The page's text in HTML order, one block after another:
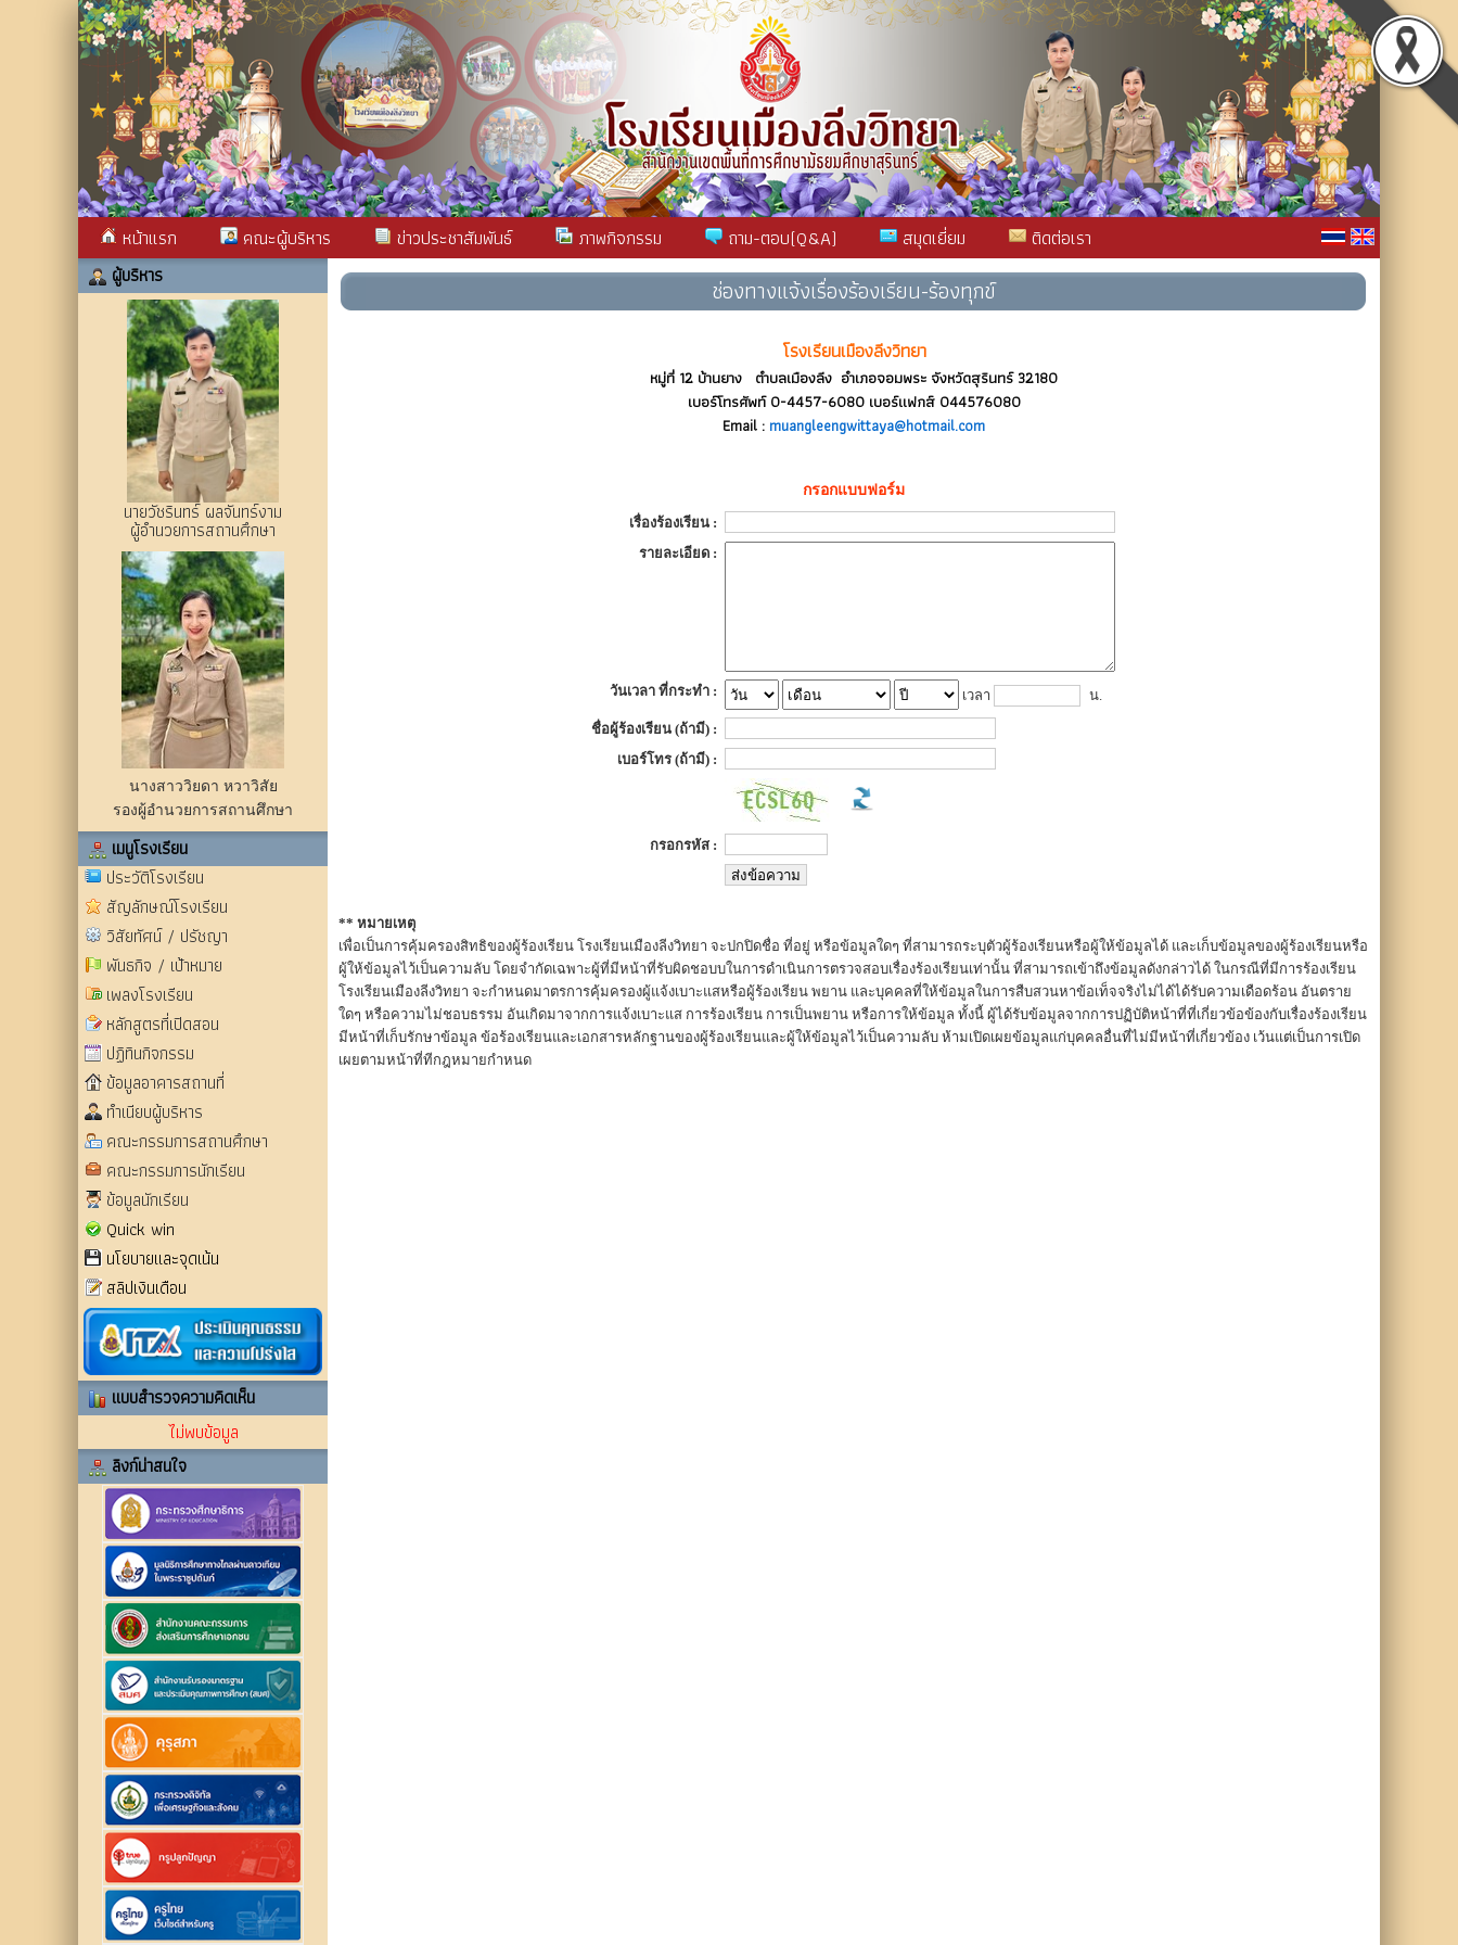
หน้าแรก คณะผู้บริหาร ข่าวประชาสัมพันธ์ ภาพกิจกรรม ถาม-ตอบ(Q&A) สมุดเยี่ยม ติดต่อเรา
ผู้บริหาร
นายวัชรินทร์ ผลจันทร์งาม
ผู้อำนวยการสถานศึกษา
นางสาววิยดา หวาวิสัย
รองผู้อำนวยการสถานศึกษา
เมนูโรงเรียน
ประวัติโรงเรียน
สัญลักษณ์โรงเรียน
วิสัยทัศน์ / ปรัชญา
พันธกิจ / เป้าหมาย
เพลงโรงเรียน
หลักสูตรที่เปิดสอน
ปฏิทินกิจกรรม
ข้อมูลอาคารสถานที่
ทำเนียบผู้บริหาร
คณะกรรมการสถานศึกษา
คณะกรรมการนักเรียน
ข้อมูลนักเรียน
Quick win
นโยบายและจุดเน้น
สลิปเงินเดือน
แบบสำรวจความคิดเห็น
ไม่พบข้อมูล
ลิงก์น่าสนใจ
ช่องทางแจ้งเรื่องร้องเรียน-ร้องทุกข์
โรงเรียนเมืองลีงวิทยา
หมู่ที่ 12 บ้านยาง ตำบลเมืองลีง อำเภอจอมพระ จังหวัดสุรินทร์ 32180
เบอร์โทรศัพท์ 0-4457-6080 เบอร์แฟกส์ 044576080
Email : muangleengwittaya@hotmail.com
กรอกแบบฟอร์ม
เรื่องร้องเรียน :
รายละเอียด :
วันเวลา ที่กระทำ : เวลา น.
ชื่อผู้ร้องเรียน (ถ้ามี) :
เบอร์โทร (ถ้ามี) :
กรอกรหัส :
** หมายเหตุ
เพื่อเป็นการคุ้มครองสิทธิของผู้ร้องเรียน โรงเรียนเมืองลีงวิทยา จะปกปิดชื่อ ที่อยู่ หรือข้อมูลใดๆ ที่สามารถระบุตัวผู้ร้องเรียนหรือผู้ให้ข้อมูลได้ และเก็บข้อมูลของผู้ร้องเรียนหรือ
ผู้ให้ข้อมูลไว้เป็นความลับ โดยจำกัดเฉพาะผู้ที่มีหน้าที่รับผิดชอบบในการดำเนินการตรวจสอบเรื่องร้องเรียนเท่านั้น ที่สามารถเข้าถึงข้อมูลดังกล่าวได้ ในกรณีที่มีการร้องเรียน
โรงเรียนเมืองลีงวิทยา จะกำหนดมาตรการคุ้มครองผู้แจ้งเบาะแสหรือผู้ร้องเรียน พยาน และบุคคลที่ให้ข้อมูลในการสืบสวนหาข้อเท็จจริงไม่ได้ได้รับความเดือดร้อน อันตราย
ใดๆ หรือความไม่ชอบธรรม อันเกิดมาจากการแจ้งเบาะแส การร้องเรียน การเป็นพยาน หรือการให้ข้อมูล ทั้งนี้ ผู้ได้รับข้อมูลจากการปฏิบัติหน้าที่ที่เกี่ยวข้อข้องกับเรื่องร้องเรียน
มีหน้าที่เก็บรักษาข้อมูล ข้อร้องเรียนและเอกสารหลักฐานของผู้ร้องเรียนและผู้ให้ข้อมูลไว้เป็นความลับ ห้ามเปิดเผยข้อมูลแก่บุคคลอื่นที่ไม่มีหน้าที่เกี่ยวข้อง เว้นแต่เป็นการเปิด
เผยตามหน้าที่ทีกฎหมายกำหนด